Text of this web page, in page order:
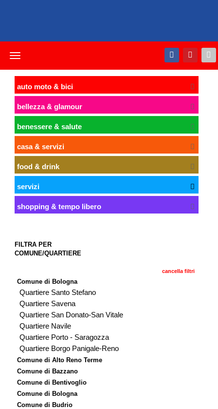
Toggle
auto moto & bici
bellezza & glamour
benessere & salute
casa & servizi
food & drink
servizi
shopping & tempo libero
FILTRA PER
COMUNE/QUARTIERE
cancella filtri
Comune di Bologna
Quartiere Santo Stefano
Quartiere Savena
Quartiere San Donato-San Vitale
Quartiere Navile
Quartiere Porto - Saragozza
Quartiere Borgo Panigale-Reno
Comune di Alto Reno Terme
Comune di Bazzano
Comune di Bentivoglio
Comune di Bologna
Comune di Budrio